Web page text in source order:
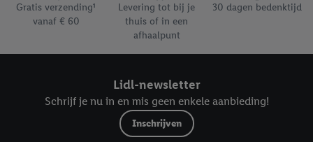
Gratis verzending¹
vanaf € 60
Levering tot bij je
thuis of in een
afhaalpunt
30 dagen bedenktijd
Lidl-newsletter
Schrijf je nu in en mis geen enkele aanbieding!
Inschrijven